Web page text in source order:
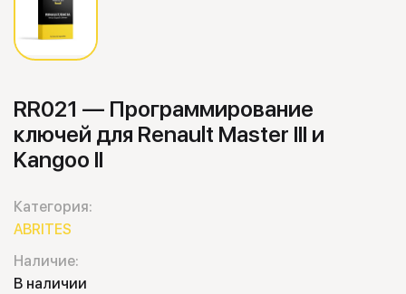
RR021 — Программирование
ключей для Renault Master III и
Kangoo II
Категория:
ABRITES
Наличие:
В наличии